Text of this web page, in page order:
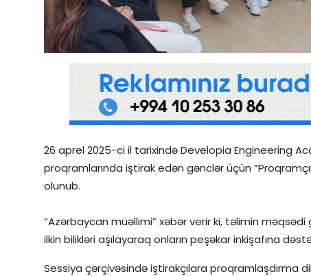
Dünya
26 aprel 2025-ci il tarixində Developia Engineering
proqramlarında iştirak edən gənclər üçün
olunub.
“Azərbaycan müəllimi” xəbər verir ki, təlimin
ilkin bilikləri aşılayaraq onların peşəkar inkişafına
Sessiya çərçivəsində iştirakçılara proqramlaşdırma